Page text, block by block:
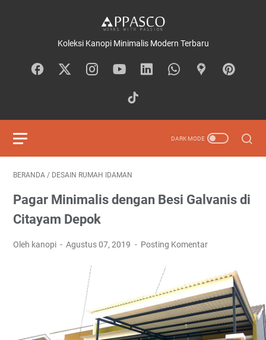
Koleksi Kanopi Minimalis Modern Terbaru
BERANDA / DESAIN RUMAH IDAMAN
Pagar Minimalis dengan Besi Galvanis di
Citayam Depok
Oleh kanopi Agustus 07, 2019 Posting Komentar